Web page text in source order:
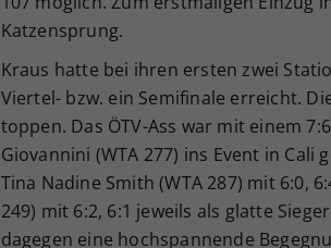
Katzensprung.
Kraus hatte bei ihren ersten zwei
Viertel- bzw. ein Semifinale erreicht.
toppen. Das ÖTV-Ass war mit einem
Giovannini (WTA 277) ins Event in
Tina Nadine Smith (WTA 287) mit 6:0,
249) mit 6:2, 6:1 jeweils als glatte
dagegen eine hochspannende